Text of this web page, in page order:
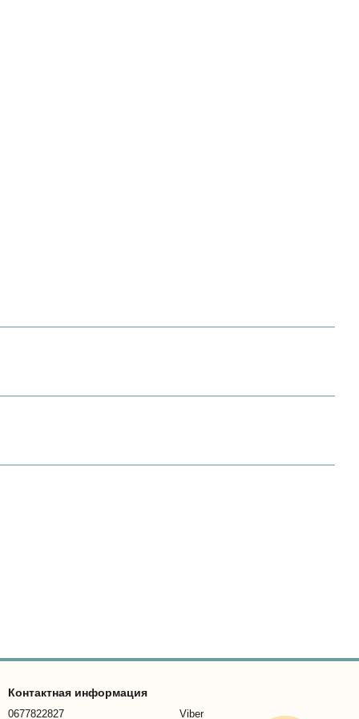
Контактная информация
0677822827 Viber